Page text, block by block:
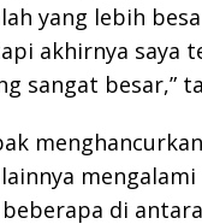
yang lebih
akhirnya saya
sangat besar,”
mengalami
di